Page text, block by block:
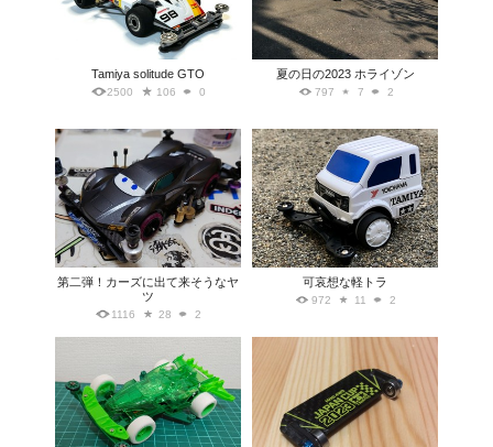
Tamiya solitude GTO
2500 106 0
夏の日の2023 ホライゾン
797 7 2
第二弾！カーズに出て来そうなヤ
ツ
1116 28 2
可哀想な軽トラ
972 11 2